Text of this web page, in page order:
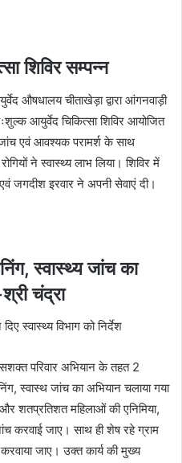
शिविर सम्‍पन्‍न
औषधालय चीताखेड़ा द्वारा आंगनवाड़ी
आयुर्वेद चिकित्सा शिविर आयोजित
जांच एवं आवश्यक परामर्श के साथ
ने स्वास्थ्य लाभ लिया। शिविर में
एवं जगदीश इरवार ने अपनी सेवाएं दी।
स्‍वास्‍थ्‍य जांच का
चंद्रा
स्‍वास्‍थ्‍य विभाग को निर्देश
परिवार अभियान के तहत 2
स्‍वास्‍थ जांच का अभियान चलाया गया
शतप्रतिशत महिलाओं की एनिमिया,
करवाई जाए। साथ ही शेष रहे ग्राम
करवाया जाए। उक्‍त कार्य की मुख्‍य